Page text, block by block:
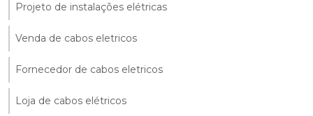
Projeto de instalações elétricas
Venda de cabos eletricos
Fornecedor de cabos eletricos
Loja de cabos elétricos